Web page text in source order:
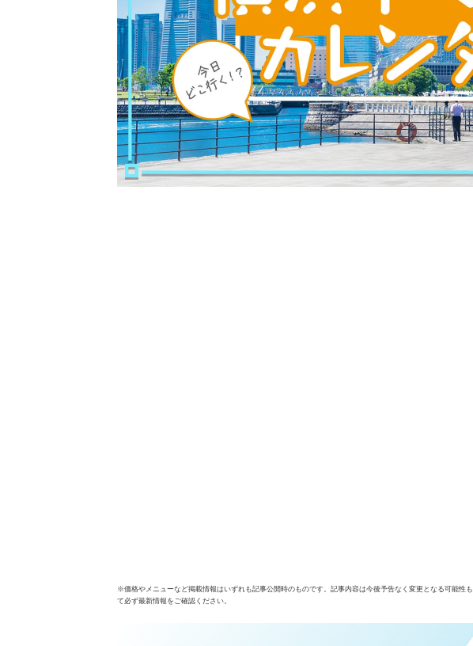
※価格やメニューなど掲載情報はいずれも記事公開時のものです。記事内容は今後予告なく変更となる可能性
て必ず最新情報をご確認ください。